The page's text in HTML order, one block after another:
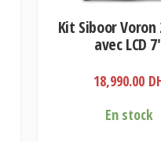
Kit Siboor Voron
avec LCD
18,990.00
En stock